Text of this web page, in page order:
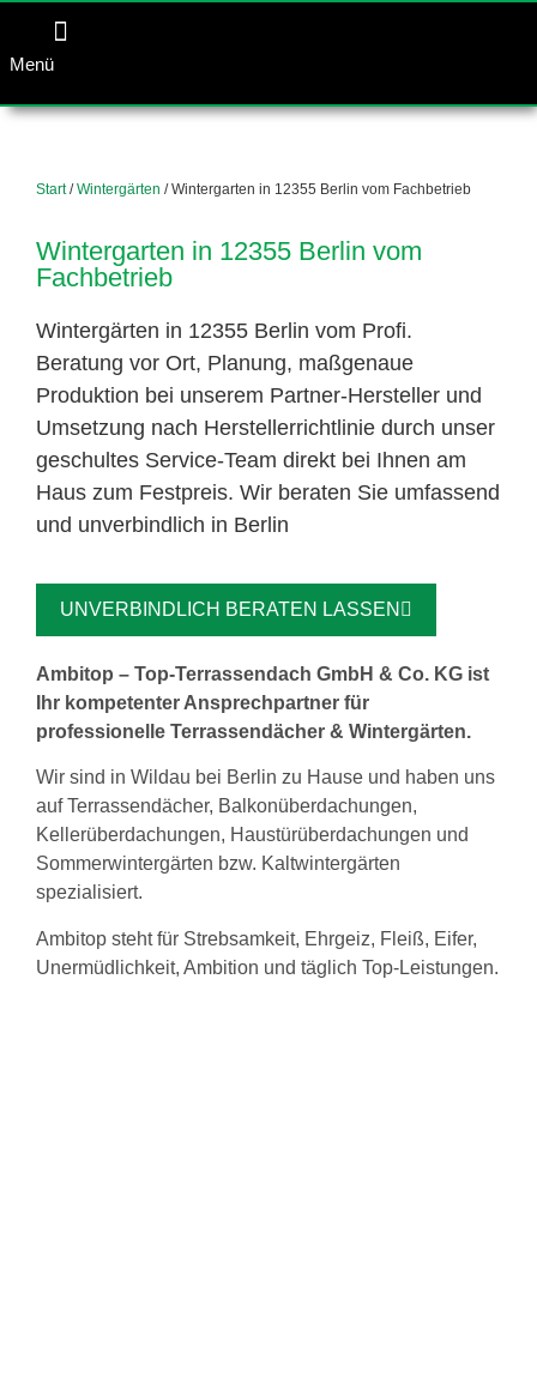
Menü
Start/Wintergärten / Wintergarten in 12355 Berlin vom Fachbetrieb
Wintergarten in 12355 Berlin vom
Fachbetrieb
Wintergärten in 12355 Berlin vom Profi.
Beratung vor Ort, Planung, maßgenaue
Produktion bei unserem Partner-Hersteller und
Umsetzung nach Herstellerrichtlinie durch unser
geschultes Service-Team direkt bei Ihnen am
Haus zum Festpreis. Wir beraten Sie umfassend
und unverbindlich in Berlin
UNVERBINDLICH BERATEN LASSEN
Ambitop – Top-Terrassendach GmbH & Co. KG ist
Ihr kompetenter Ansprechpartner für
professionelle Terrassendächer & Wintergärten.
Wir sind in Wildau bei Berlin zu Hause und haben uns
auf Terrassendächer, Balkonüberdachungen,
Kellerüberdachungen, Haustürüberdachungen und
Sommerwintergärten bzw. Kaltwintergärten
spezialisiert.
Ambitop steht für Strebsamkeit, Ehrgeiz, Fleiß, Eifer,
Unermüdlichkeit, Ambition und täglich Top-Leistungen.